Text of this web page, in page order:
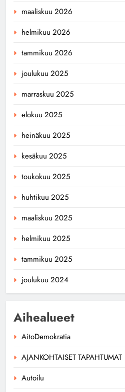
maaliskuu 2026
helmikuu 2026
tammikuu 2026
joulukuu 2025
marraskuu 2025
elokuu 2025
heinäkuu 2025
kesäkuu 2025
toukokuu 2025
huhtikuu 2025
maaliskuu 2025
helmikuu 2025
tammikuu 2025
joulukuu 2024
Aihealueet
AitoDemokratia
AJANKOHTAISET TAPAHTUMAT
Autoilu